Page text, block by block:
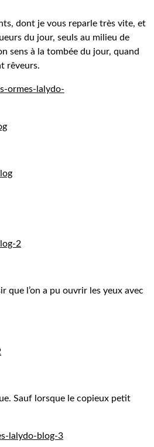
dont je vous reparle très vite, et
du jour, seuls au milieu de
sens à la tombée du jour, quand
rêveurs.
que l’on a pu ouvrir les yeux avec
Sauf lorsque le copieux petit